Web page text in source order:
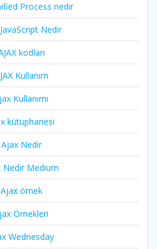
Process nedir
Nedir
kodları
Kullanım
Kullanımı
kütüphanesi
Ajax Nedir
Nedir Medium
Ajax örnek
Örnekleri
Wednesday